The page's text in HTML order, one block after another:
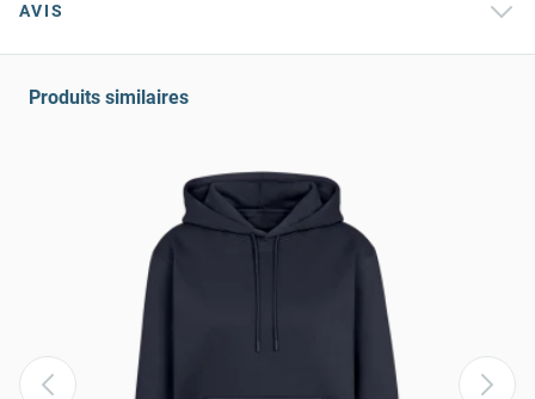
AVIS
Produits similaires